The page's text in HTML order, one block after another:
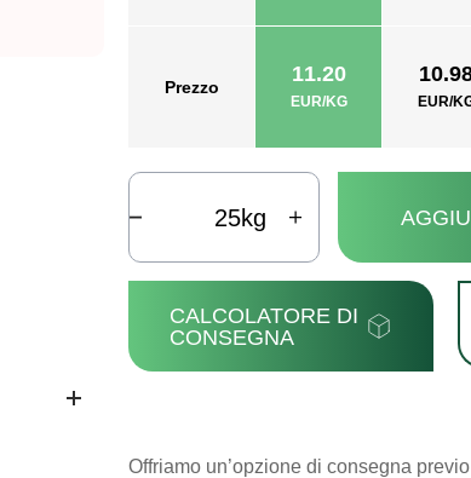
Prezzo
11.20
EUR/KG EUR/
kg
CALCOLATORE DI
CONSEGNA
Offriamo un’opzione di consegna